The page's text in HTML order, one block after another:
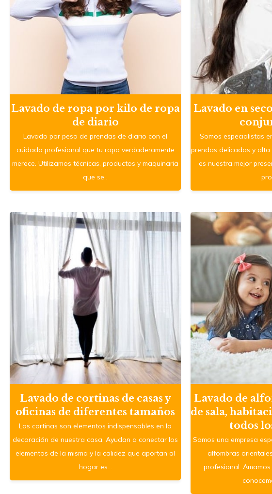
Lavado de ropa por kilo de ropa
de diario
Lavado por peso de prendas de diario con el
cuidado profesional que tu ropa verdaderamente
merece. Utilizamos técnicas, productos y maquinaria
que se .
Lavado en
Somos especialistas
prendas delicadas y alta
es nuestra mejor
Lavado de cortinas de casas y
oficinas de diferentes tamaños
Las cortinas son elementos indispensables en la
decoración de nuestra casa. Ayudan a conectar los
elementos de la misma y la calidez que aportan al
hogar es…
Lavado de
de sala,
todos
Somos una empresa
alfombras
profesional.